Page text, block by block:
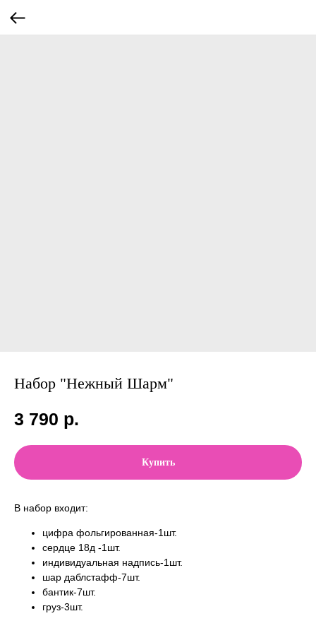
Набор "Нежный Шарм"
3 790 р.
Купить
В набор входит:
цифра фольгированная-1шт.
сердце 18д -1шт.
индивидуальная надпись-1шт.
шар даблстафф-7шт.
бантик-7шт.
груз-3шт.